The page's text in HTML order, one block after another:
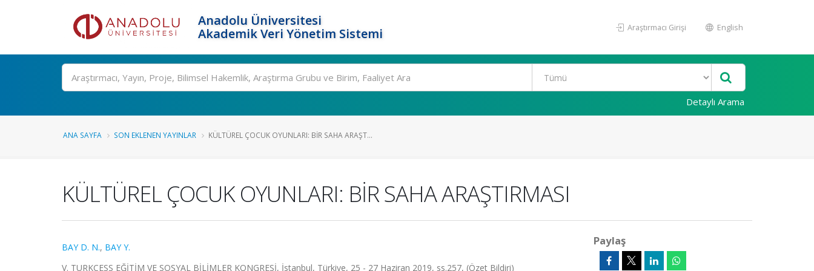
Anadolu Üniversitesi
Akademik Veri Yönetim Sistemi
Araştırmacı Girişi English
Ara
Detaylı Arama
ANA SAYFA SON EKLENEN YAYINLAR KÜLTÜREL ÇOCUK OYUNLARI: BİR SAHA ARAŞT...
KÜLTÜREL ÇOCUK OYUNLARI: BİR SAHA ARAŞTIRMASI
BAY D. N., BAY Y.
V. TURKCESS EĞİTİM VE SOSYAL BİLİMLER KONGRESİ, İstanbul, Türkiye, 25 - 27 Haziran 2019, ss.257, (Özet Bildiri)
Paylaş